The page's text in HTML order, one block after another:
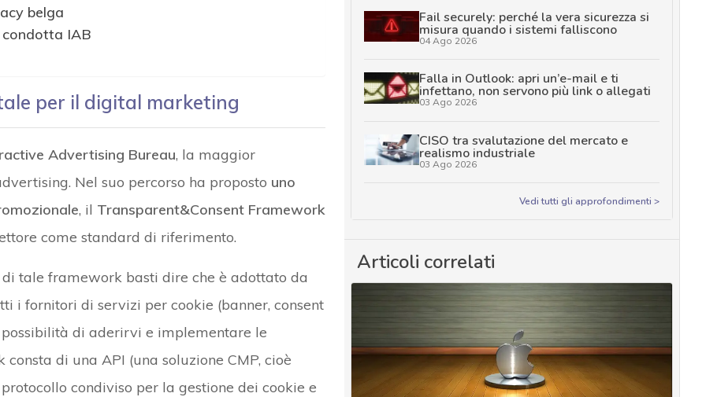
belga
IAB
per il digital marketing
Advertising Bureau, la maggior
Nel suo percorso ha proposto uno
, il Transparent&Consent Framework
come standard di riferimento.
tale framework basti dire che è adottato da
i fornitori di servizi per cookie (banner, consent
di aderirvi e implementare le
di una API (una soluzione CMP, cioè
condiviso per la gestione dei cookie e
Fail securely: perché la vera sicurezza si
misura quando i sistemi falliscono
04 Ago 2026
Falla in Outlook: apri un’e-mail e ti
infettano, non servono più link o allegati
03 Ago 2026
CISO tra svalutazione del mercato e
realismo industriale
03 Ago 2026
Vedi tutti gli approfondimenti >
Articoli correlati